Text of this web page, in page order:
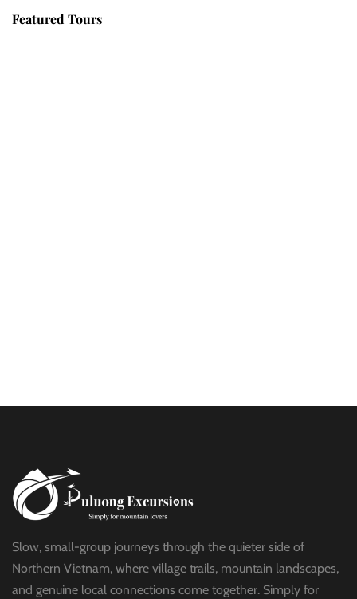
Featured Tours
Slow, small-group journeys through the quieter side of
Northern Vietnam, where village trails, mountain landscapes,
and genuine local connections come together. Simply for